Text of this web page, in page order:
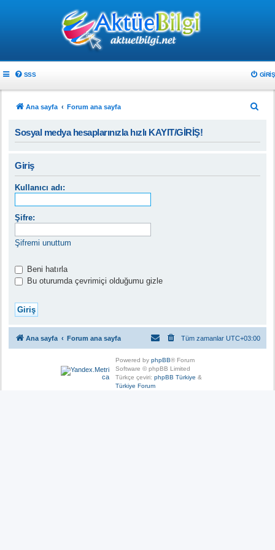
SSS GIRIŞ
Ana sayfa Forum ana sayfa
Sosyal medya hesaplarınızla hızlı KAYIT/GİRİŞ!
Giriş
Kullanıcı adı:
Şifre:
Şifremi unuttum
Beni hatırla
Bu oturumda çevrimiçi olduğumu gizle
Ana sayfa Forum ana sayfa Tüm zamanlar UTC+03:00
Powered by phpBB® Forum
Software © phpBB Limited
Türkçe çeviri: phpBB Türkiye &
Türkiye Forum